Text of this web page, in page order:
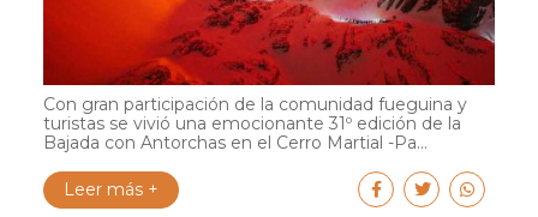
Con gran participación de la comunidad fueguina y
turistas se vivió una emocionante 31º edición de la
Bajada con Antorchas en el Cerro Martial -Pa...
Leer más +